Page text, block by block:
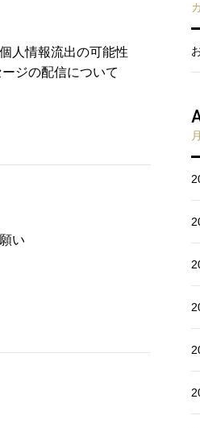
人情報流出の可能性
ジの配信について
い